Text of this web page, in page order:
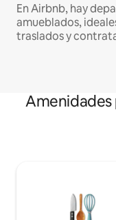
En Airbnb, hay
amueblados,
traslados y
Amenidades